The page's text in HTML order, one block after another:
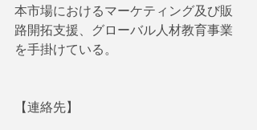
本市場におけるマーケティング及び販
路開拓支援、グローバル人材教育事業
を手掛けている。
【連絡先】